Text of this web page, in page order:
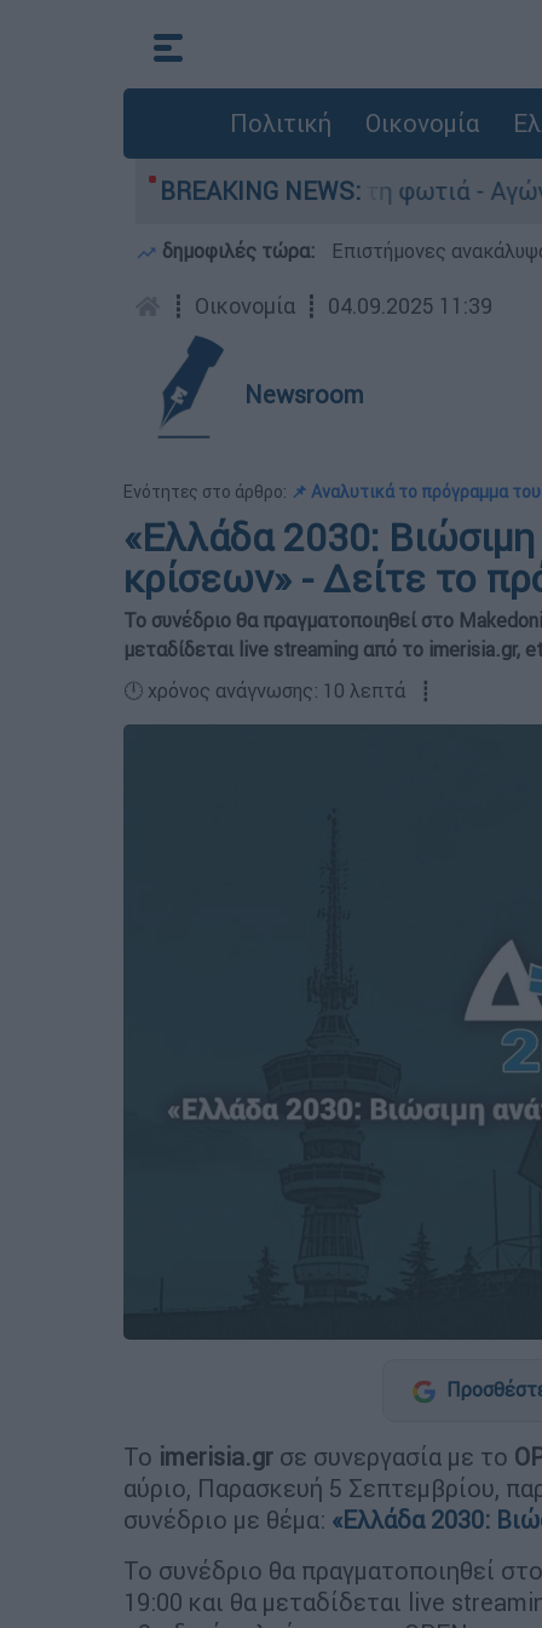
Πολιτική Οικονομία
BREAKING NEWS:
Γερμανό μετά τη φωτιά - Αγώνας για
δημοφιλές τώρα: Επιστήμονες
┋ Οικονομία ┋ 04.09.2025 11:39
Newsroom
Ενότητες στο άρθρο: 📌 Αναλυτικά το πρόγραμμα
«Ελλάδα 2030:
κρίσεων» - Δείτε το
Το συνέδριο θα πραγματοποιηθεί στο
μεταδίδεται live streaming από τo imerisia.gr,
🕛 χρόνος ανάγνωσης: 10 λεπτά ┋
Το imerisia.gr σε συνεργασία με το
αύριο, Παρασκευή 5 Σεπτεμβρίου,
συνέδριο με θέμα: «Ελλάδα 2030:
Το συνέδριο θα πραγματοποιηθεί
19:00 και θα μεταδίδεται live